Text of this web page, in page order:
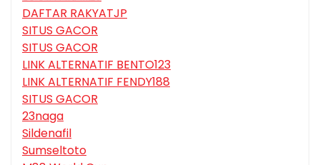
DAFTAR RAKYATJP
SITUS GACOR
SITUS GACOR
LINK ALTERNATIF BENTO123
LINK ALTERNATIF FENDY188
SITUS GACOR
23naga
Sildenafil
Sumseltoto